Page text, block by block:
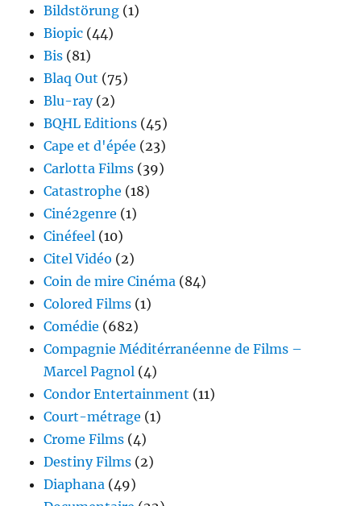
Bildstörung (1)
Biopic (44)
Bis (81)
Blaq Out (75)
Blu-ray(2)
BQHL Editions (45)
Cape et d'épée (23)
Carlotta Films (39)
Catastrophe (18)
Ciné2genre (1)
Cinéfeel (10)
Citel Vidéo (2)
Coin de mire Cinéma (84)
Colored Films (1)
Comédie (682)
Compagnie Méditérranéenne de Films –
Marcel Pagnol (4)
Condor Entertainment (11)
Court-métrage (1)
Crome Films (4)
Destiny Films (2)
Diaphana (49)